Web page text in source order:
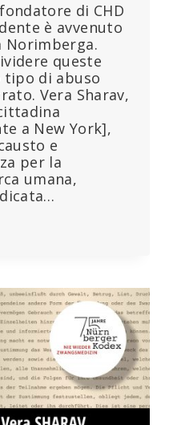
di CHD
è avvenuto
Norimberga.
queste
tipo di abuso
Vera Sharav,
a New York],
e
per la
umana,